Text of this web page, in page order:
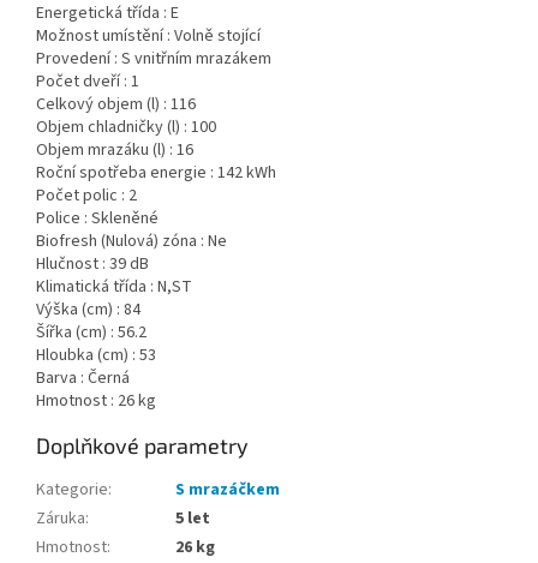
Energetická třída : E
Možnost umístění : Volně stojící
Provedení : S vnitřním mrazákem
Počet dveří : 1
Celkový objem (l) : 116
Objem chladničky (l) : 100
Objem mrazáku (l) : 16
Roční spotřeba energie : 142 kWh
Počet polic : 2
Police : Skleněné
Biofresh (Nulová) zóna : Ne
Hlučnost : 39 dB
Klimatická třída : N,ST
Výška (cm) : 84
Šířka (cm) : 56.2
Hloubka (cm) : 53
Barva : Černá
Hmotnost : 26 kg
Doplňkové parametry
Kategorie:
S mrazáčkem
Záruka:
5 let
Hmotnost:
26 kg